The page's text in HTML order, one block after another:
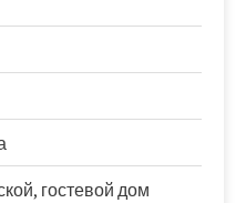
гостевой дом